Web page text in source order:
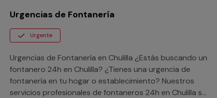
Urgencias de Fontanería
Urgente
Urgencias de Fontanería en Chulilla ¿Estás buscando un
fontanero 24h en Chulilla? ¿Tienes una urgencia de
fontanería en tu hogar o establecimiento? Nuestros
servicios profesionales de fontaneros 24h en Chulilla se